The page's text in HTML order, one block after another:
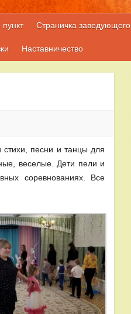
Страничка заведующего
Наставничество
песни и танцы для
веселые. Дети пели и
соревнованиях. Все